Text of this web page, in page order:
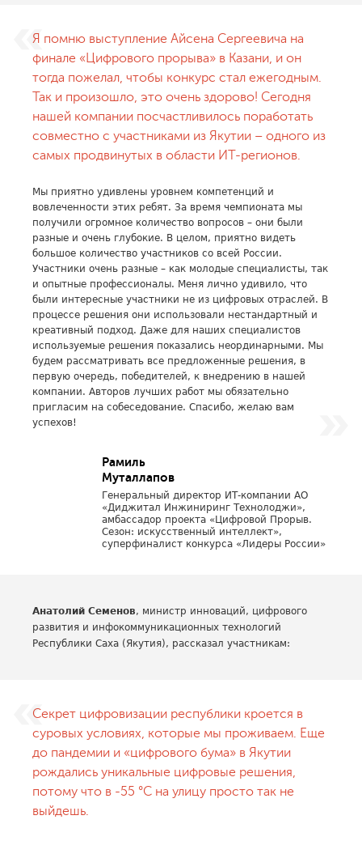
Я помню выступление Айсена Сергеевича на
финале «Цифрового прорыва» в Казани, и он
тогда пожелал, чтобы конкурс стал ежегодным.
Так и произошло, это очень здорово! Сегодня
нашей компании посчастливилось поработать
совместно с участниками из Якутии – одного из
самых продвинутых в области ИТ-регионов.
Мы приятно удивлены уровнем компетенций и
вовлеченности этих ребят. За время чемпионата мы
получили огромное количество вопросов – они были
разные и очень глубокие. В целом, приятно видеть
большое количество участников со всей России.
Участники очень разные – как молодые специалисты, так
и опытные профессионалы. Меня лично удивило, что
были интересные участники не из цифровых отраслей. В
процессе решения они использовали нестандартный и
креативный подход. Даже для наших специалистов
используемые решения показались неординарными. Мы
будем рассматривать все предложенные решения, в
первую очередь, победителей, к внедрению в нашей
компании. Авторов лучших работ мы обязательно
пригласим на собеседование. Спасибо, желаю вам
успехов!
Рамиль
Муталлапов
Генеральный директор ИТ-компании АО
«Диджитал Инжиниринг Технолоджи»,
амбассадор проекта «Цифровой Прорыв.
Сезон: искусственный интеллект»,
суперфиналист конкурса «Лидеры России»
Анатолий Семенов, министр инноваций, цифрового
развития и инфокоммуникационных технологий
Республики Саха (Якутия), рассказал участникам:
Секрет цифровизации республики кроется в
суровых условиях, которые мы проживаем. Еще
до пандемии и «цифрового бума» в Якутии
рождались уникальные цифровые решения,
потому что в -55 °C на улицу просто так не
выйдешь.